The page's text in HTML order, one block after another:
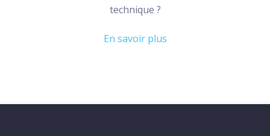
technique ?
En savoir plus